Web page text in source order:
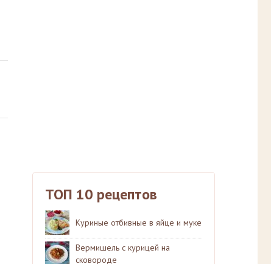
ТОП 10 рецептов
Куриные отбивные в яйце и муке
Вермишель с курицей на
сковороде